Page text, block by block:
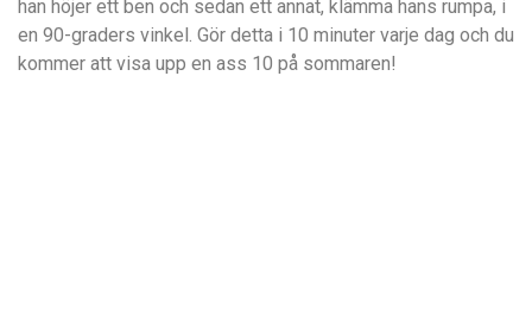
han höjer ett ben och sedan ett annat, klämma hans rumpa, i
en 90-graders vinkel. Gör detta i 10 minuter varje dag och du
kommer att visa upp en ass 10 på sommaren!